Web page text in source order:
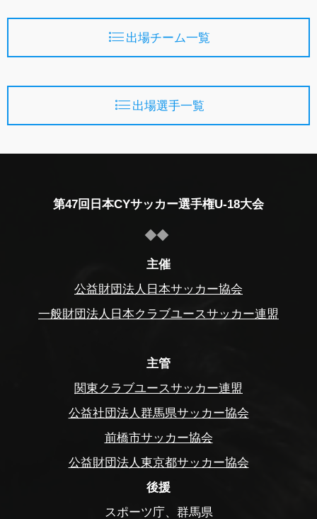
出場チーム一覧
出場選手一覧
第47回日本CYサッカー選手権U-18大会
主催
公益財団法人日本サッカー協会
一般財団法人日本クラブユースサッカー連盟
主管
関東クラブユースサッカー連盟
公益社団法人群馬県サッカー協会
前橋市サッカー協会
公益財団法人東京都サッカー協会
後援
スポーツ庁、群馬県